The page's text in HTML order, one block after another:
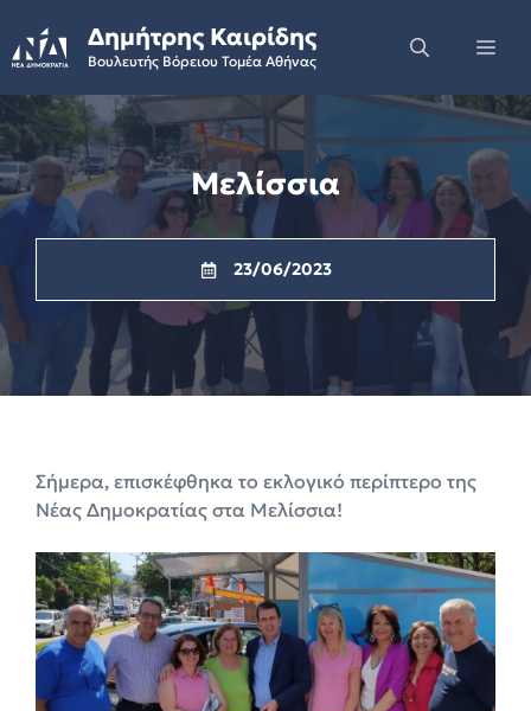
to
content
Δημήτρης Καιρίδης
Βουλευτής Βόρειου Τομέα Αθήνας
Μελίσσια
23/06/2023
Σήμερα, επισκέφθηκα το εκλογικό περίπτερο της
Νέας Δημοκρατίας στα Μελίσσια!